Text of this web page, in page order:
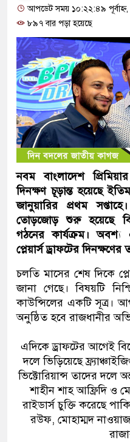
আপডেট সময় ১০:২২:৪৯
৮৯৭ বার পড়া হয়েছে
নবম বাংলাদেশ
দিনক্ষণ চূড়ান্ত হয়েছে
জানুয়ারির প্রথম
তোড়জোড় শুরু হয়েছে
গঠনের কার্যক্রম।
প্লেয়ার্স ড্রাফটের দিনক্ষণের
চলতি মাসের শেষ দিকে
জানা গেছে। বিষয়টি
কাউন্সিলের একটি সূত্র।
অনুষ্ঠিত হবে রাজধানীর
এদিকে ড্রাফটের আগেই
দলে ভিড়িয়েছে
ভিক্টোরিয়ান্স তাদের দলে
শাহীন শাহ আফ্রিদি ও
রাইডার্স চুক্তি করেছে
রউফ, মোহাম্মদ